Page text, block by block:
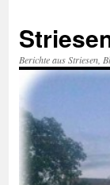
springen
Berichte aus Striesen,